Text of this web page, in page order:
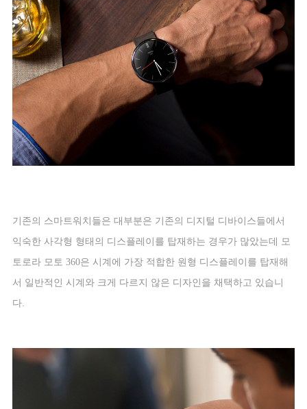
기존의 스마트워치들은 대부분은 기존의 디지털 디바이스들에서
익숙한 사각형 형태의 디스플레이를 탑재하는 경우가 많았는데 모
토로라 모토 360은 시계에 가장 적합한 원형 디스플레이를 탑재해
서 일반적인 시계와 크게 다르지 않은 디자인을 채택하고 있습니
다